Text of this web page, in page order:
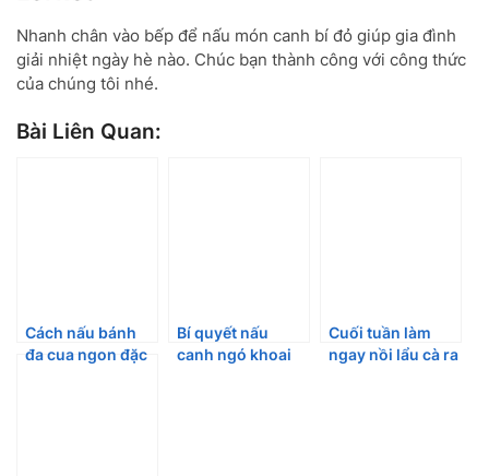
Nhanh chân vào bếp để nấu món canh bí đỏ giúp gia đình
giải nhiệt ngày hè nào. Chúc bạn thành công với công thức
của chúng tôi nhé.
Bài Liên Quan:
Cách nấu bánh
đa cua ngon đặc
Bí quyết nấu
canh ngó khoai
Cuối tuần làm
ngay nồi lẩu cà ra